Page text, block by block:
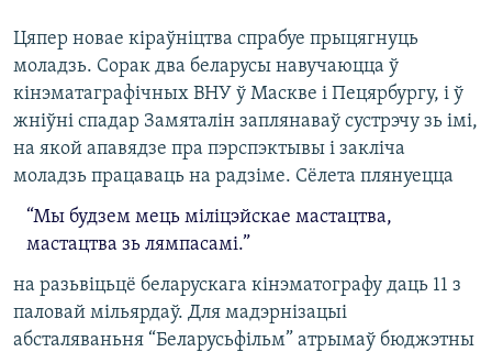
Цяпер новае кіраўніцтва спрабуе прыцягнуць
моладзь. Сорак два беларусы навучаюцца ў
кінэматаграфічных ВНУ ў Маскве і Пецярбургу, і ў
жніўні спадар Замяталін заплянаваў сустрэчу зь імі,
на якой апавядзе пра пэрспэктывы і закліча
моладзь працаваць на радзіме.
“Мы будзем мець міліцэйскае мастацтва,
мастацтва зь лямпасамі.”
Сёлета плянуецца
на разьвіцьцё беларускага кінэматографу даць 11 з
паловай мільярдаў. Для мадэрнізацыі
абсталяваньня “Беларусьфільм” атрымаў бюджэтны